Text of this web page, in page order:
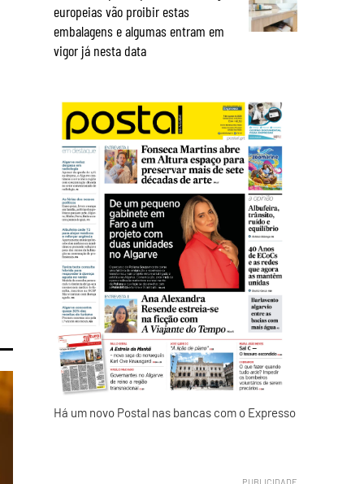
europeias vão proibir estas
embalagens e algumas entram em
vigor já nesta data
Há um novo Postal nas bancas com o Expresso